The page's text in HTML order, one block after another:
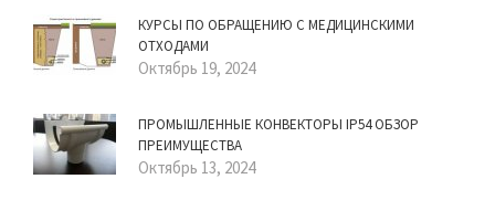
КУРСЫ ПО ОБРАЩЕНИЮ С МЕДИЦИНСКИМИ
ОТХОДАМИ
Октябрь 19, 2024
ПРОМЫШЛЕННЫЕ КОНВЕКТОРЫ IP54 ОБЗОР
ПРЕИМУЩЕСТВА
Октябрь 13, 2024